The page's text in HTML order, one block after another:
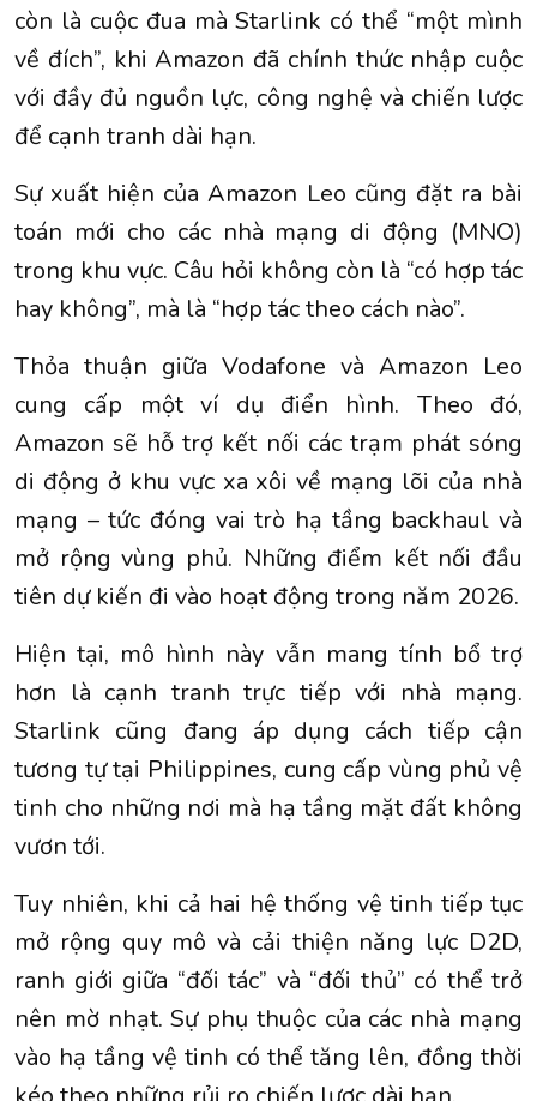
còn là cuộc đua mà Starlink có thể “một mình
về đích”, khi Amazon đã chính thức nhập cuộc
với đầy đủ nguồn lực, công nghệ và chiến lược
để cạnh tranh dài hạn.
Sự xuất hiện của Amazon Leo cũng đặt ra bài
toán mới cho các nhà mạng di động (MNO)
trong khu vực. Câu hỏi không còn là “có hợp tác
hay không”, mà là “hợp tác theo cách nào”.
Thỏa thuận giữa Vodafone và Amazon Leo
cung cấp một ví dụ điển hình. Theo đó,
Amazon sẽ hỗ trợ kết nối các trạm phát sóng
di động ở khu vực xa xôi về mạng lõi của nhà
mạng – tức đóng vai trò hạ tầng backhaul và
mở rộng vùng phủ. Những điểm kết nối đầu
tiên dự kiến đi vào hoạt động trong năm 2026.
Hiện tại, mô hình này vẫn mang tính bổ trợ
hơn là cạnh tranh trực tiếp với nhà mạng.
Starlink cũng đang áp dụng cách tiếp cận
tương tự tại Philippines, cung cấp vùng phủ vệ
tinh cho những nơi mà hạ tầng mặt đất không
vươn tới.
Tuy nhiên, khi cả hai hệ thống vệ tinh tiếp tục
mở rộng quy mô và cải thiện năng lực D2D,
ranh giới giữa “đối tác” và “đối thủ” có thể trở
nên mờ nhạt. Sự phụ thuộc của các nhà mạng
vào hạ tầng vệ tinh có thể tăng lên, đồng thời